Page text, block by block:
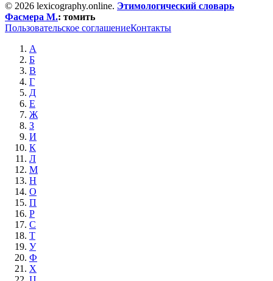
© 2026 lexicography.online. Этимологический словарь
Фасмера М.: томить
Пользовательское соглашениеКонтакты
А
Б
В
Г
Д
Е
Ж
З
И
К
Л
М
Н
О
П
Р
С
Т
У
Ф
Х